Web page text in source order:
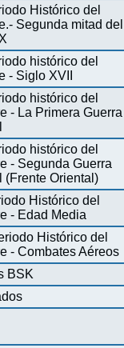
Histórico del
Segunda mitad del
histórico del
- Siglo XVII
histórico del
- La Primera Guerra
histórico del
- Segunda Guerra
(Frente Oriental)
Histórico del
- Edad Media
Histórico del
- Combates Aéreos
BSK